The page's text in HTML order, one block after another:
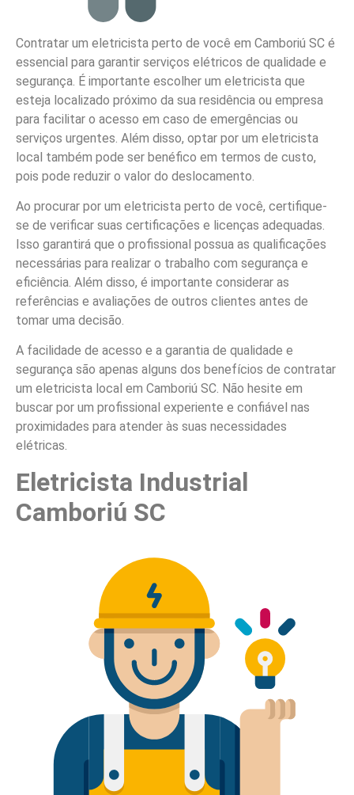
Contratar um eletricista perto de você em Camboriú SC é
essencial para garantir serviços elétricos de qualidade e
segurança. É importante escolher um eletricista que
esteja localizado próximo da sua residência ou empresa
para facilitar o acesso em caso de emergências ou
serviços urgentes. Além disso, optar por um eletricista
local também pode ser benéfico em termos de custo,
pois pode reduzir o valor do deslocamento.
Ao procurar por um eletricista perto de você, certifique-
se de verificar suas certificações e licenças adequadas.
Isso garantirá que o profissional possua as qualificações
necessárias para realizar o trabalho com segurança e
eficiência. Além disso, é importante considerar as
referências e avaliações de outros clientes antes de
tomar uma decisão.
A facilidade de acesso e a garantia de qualidade e
segurança são apenas alguns dos benefícios de contratar
um eletricista local em Camboriú SC. Não hesite em
buscar por um profissional experiente e confiável nas
proximidades para atender às suas necessidades
elétricas.
Eletricista Industrial
Camboriú SC